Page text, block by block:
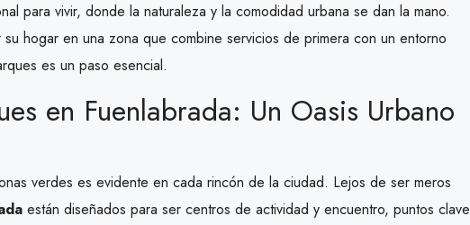
para vivir, donde la naturaleza y la comodidad urbana se dan la mano.
hogar en una zona que combine servicios de primera con un entorno
es un paso esencial.
en Fuenlabrada: Un Oasis Urbano
verdes es evidente en cada rincón de la ciudad. Lejos de ser meros
están diseñados para ser centros de actividad y encuentro, puntos clave